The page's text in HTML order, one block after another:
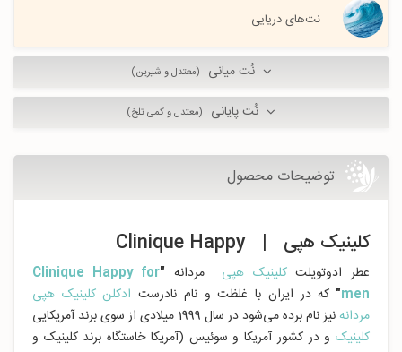
نت‌های دریایی
نُت میانی (معتدل و شیرین)
نُت پایانی (معتدل و کمی تلخ)
توضیحات محصول
کلینیک هپی | Clinique Happy
عطر ادوتویلتکلینیک هپی مردانه "
Clinique Happy for
men
" که در ایران با غلظت و نام نادرست ادکلن کلینیک هپی
مردانهنیز نام برده می‌شود در سال 1999 میلادی از سوی برند آمریکایی
کلینیک و در کشور آمریکا و سوئیس (آمریکا خاستگاه برند کلینیک و